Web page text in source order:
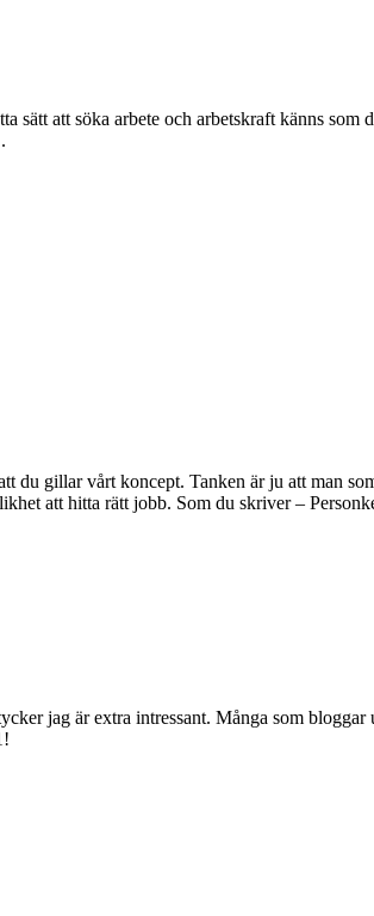
sätt att söka arbete och arbetskraft känns
gillar vårt koncept. Tanken är ju att man
att hitta rätt jobb. Som du skriver –
jag är extra intressant. Många som